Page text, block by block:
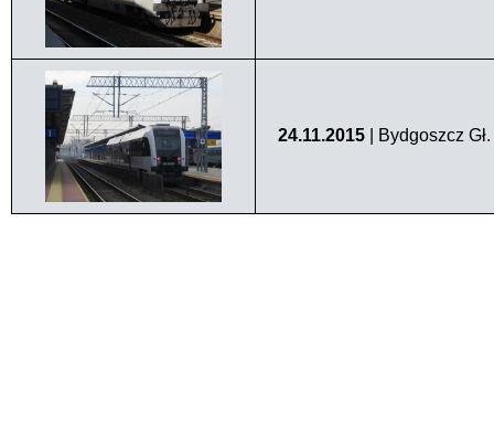
24.11.2015 | Bydgoszcz